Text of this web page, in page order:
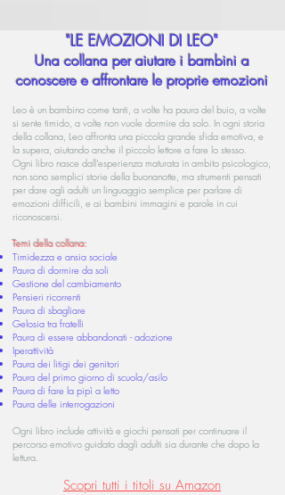
"LE EMOZIONI DI LEO"
Una collana per aiutare i bambini a
conoscere e affrontare le proprie emozioni
Leo è un bambino come tanti, a volte ha paura del buio, a volte
si sente timido, a volte non vuole dormire da solo. In ogni storia
della collana, Leo affronta una piccola grande sfida emotiva, e
la supera, aiutando anche il piccolo lettore a fare lo stesso.
Ogni libro nasce dall'esperienza maturata in ambito psicologico,
non sono semplici storie della buonanotte, ma strumenti pensati
per dare agli adulti un linguaggio semplice per parlare di
emozioni difficili, e ai bambini immagini e parole in cui
riconoscersi.
Temi della collana:
Timidezza e ansia sociale
Paura di dormire da soli
Gestione del cambiamento
Pensieri ricorrenti
Paura di sbagliare
Gelosia tra fratelli
Paura di essere abbandonati - adozione
Iperattività
Paura dei litigi dei genitori
Paura del primo giorno di scuola/asilo
Paura di fare la pipì a letto
Paura delle interrogazioni
Ogni libro include attività e giochi pensati per continuare il
percorso emotivo guidato dagli adulti sia durante che dopo la
lettura.
Scopri tutti i titoli su Amazon